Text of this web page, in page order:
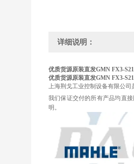
详细说明：
优质货源原装直发GMN FX3-
优质货源原装直发GMN FX3-
上海荆戈工业控制设备有限公
我们保证交付的所有产品均直
明。